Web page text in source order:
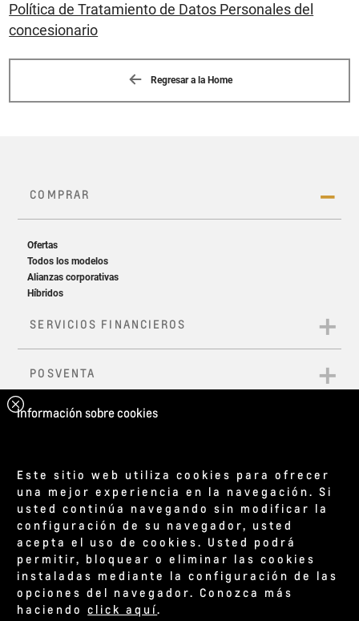
Política de Tratamiento de Datos Personales del
concesionario
Regresar a la Home
Información sobre cookies
Este sitio web utiliza cookies para ofrecer
una mejor experiencia en la navegación. Si
usted continúa navegando sin modificar la
configuración de su navegador, usted
acepta el uso de cookies. Usted podrá
permitir, bloquear o eliminar las cookies
instaladas mediante la configuración de las
opciones del navegador. Conozca más
haciendoclick aquí.